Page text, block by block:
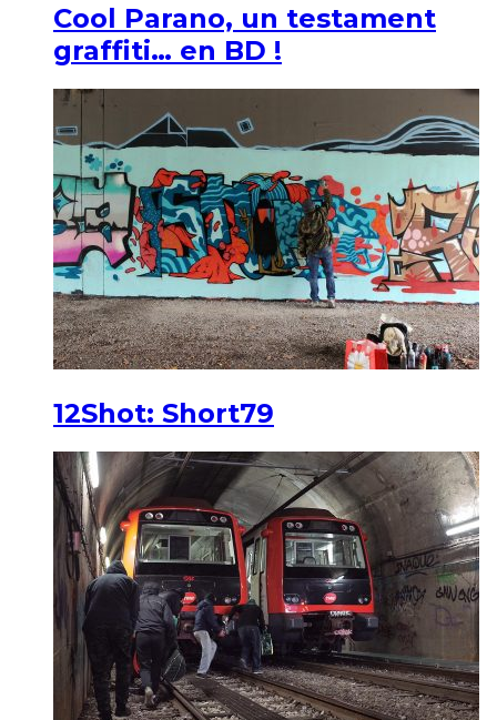
Cool Parano, un testament
graffiti… en BD !
12Shot: Short79